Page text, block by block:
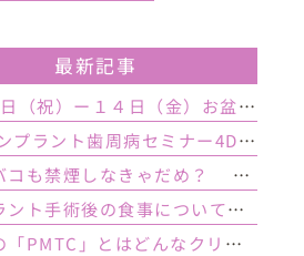
最新記事
8月１１日（祝）ー１４日（金）お盆休み １５日土曜日から診療しております
2025インプラント歯周病セミナー4DAY行いました
電子タバコも禁煙しなきゃだめ？ インプラント手術前後の喫煙が及ぼす影響とは？
インプラント手術後の食事について｜ 当日の注意点・いつから普通の食事ができる？
歯医者の「PMTC」とはどんなクリーニング？スケーリングとは何が違うの？